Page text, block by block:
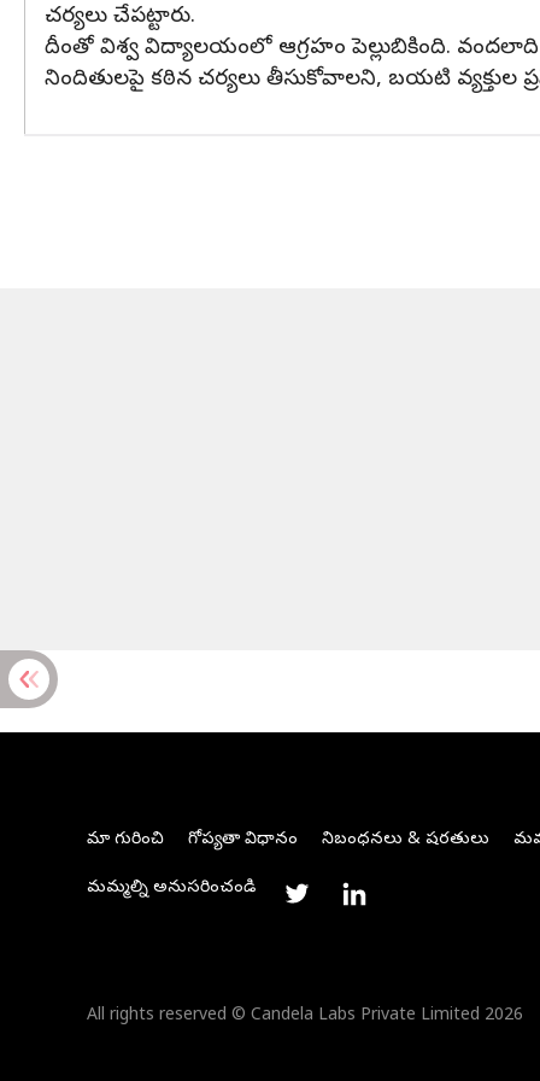
చర్యలు చేపట్టారు.
దీంతో విశ్వ విద్యాలయంలో ఆగ్రహం పెల్లుబికింది. వందలాది
నిందితులపై కఠిన చర్యలు తీసుకోవాలని, బయటి వ్యక్తుల
మా గురించి గోప్యతా విధానం నిబంధనలు & షరతులు
మమ్మల్ని అనుసరించండి
All rights reserved © Candela Labs Private Limited 2026